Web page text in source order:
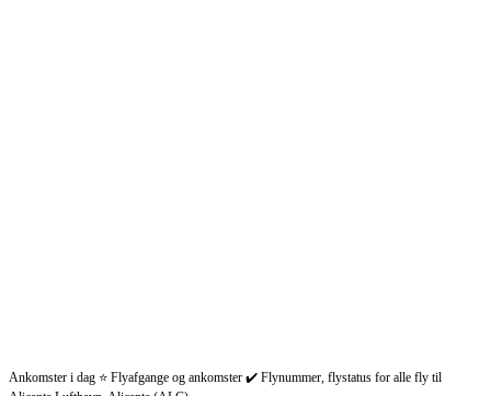
Ankomster i dag ⭐ Flyafgange og ankomster ✔️ Flynummer, flystatus for alle fly til